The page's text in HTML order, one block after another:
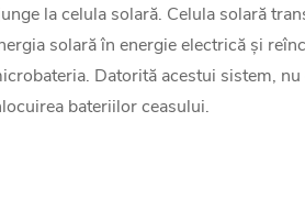
la celula solară. Celula solară
solară în energie electrică și
Datorită acestui sistem, nu
bateriilor ceasului.